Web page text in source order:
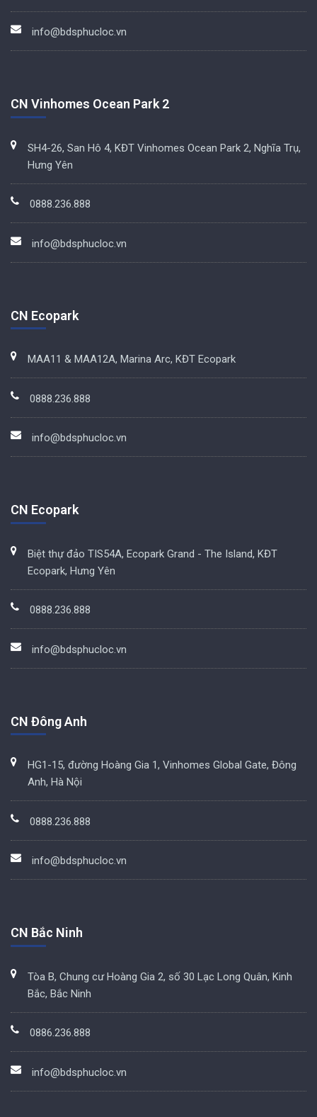
info@bdsphucloc.vn
CN Vinhomes Ocean Park 2
SH4-26, San Hô 4, KĐT Vinhomes Ocean Park 2, Nghĩa Trụ,
Hưng Yên
0888.236.888
info@bdsphucloc.vn
CN Ecopark
MAA11 & MAA12A, Marina Arc, KĐT Ecopark
0888.236.888
info@bdsphucloc.vn
CN Ecopark
Biệt thự đảo TIS54A, Ecopark Grand - The Island, KĐT
Ecopark, Hưng Yên
0888.236.888
info@bdsphucloc.vn
CN Đông Anh
HG1-15, đường Hoàng Gia 1, Vinhomes Global Gate, Đông
Anh, Hà Nội
0888.236.888
info@bdsphucloc.vn
CN Bắc Ninh
Tòa B, Chung cư Hoàng Gia 2, số 30 Lạc Long Quân, Kinh
Bắc, Bắc Ninh
0886.236.888
info@bdsphucloc.vn